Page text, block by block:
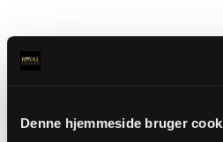
Denne hjemmeside bruger